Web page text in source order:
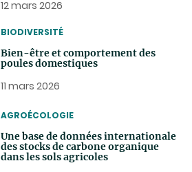
12 mars 2026
THEMATIC
BIODIVERSITÉ
Bien-être et comportement des
poules domestiques
11 mars 2026
THEMATIC
AGROÉCOLOGIE
Une base de données internationale
des stocks de carbone organique
dans les sols agricoles